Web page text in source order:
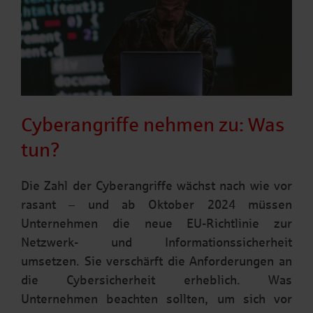
Cyberangriffe nehmen zu: Was
tun?
Die Zahl der Cyberangriffe wächst nach wie vor
rasant – und ab Oktober 2024 müssen
Unternehmen die neue EU-Richtlinie zur
Netzwerk- und Informationssicherheit
umsetzen. Sie verschärft die Anforderungen an
die Cybersicherheit erheblich. Was
Unternehmen beachten sollten, um sich vor